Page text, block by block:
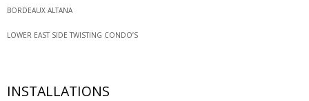
BORDEAUX ALTANA
LOWER EAST SIDE TWISTING CONDO’S
INSTALLATIONS